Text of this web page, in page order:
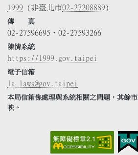
1999 (非臺北市02-27208889)
傳 真
02-27596695、02-27593266
陳情系統
https://1999.gov.taipei
電子信箱
la_laws@gov.taipei
本局信箱係處理與系統相關之問題，其餘
映。